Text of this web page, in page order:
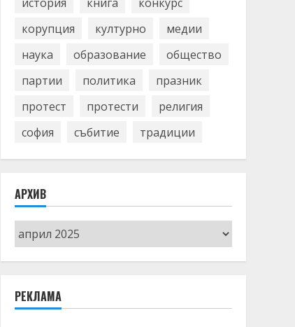
корупция
културно
медии
наука
образование
общество
партии
политика
празник
протест
протести
религия
софия
събитие традиции
АРХИВ
Архив
РЕКЛАМА